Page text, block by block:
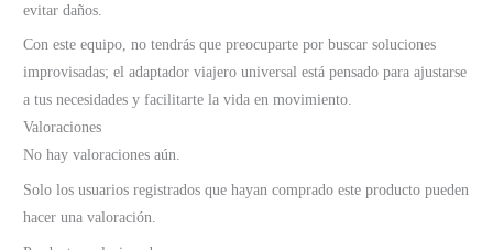
evitar daños.
Con este equipo, no tendrás que preocuparte por buscar soluciones
improvisadas; el adaptador viajero universal está pensado para ajustarse
a tus necesidades y facilitarte la vida en movimiento.
Valoraciones
No hay valoraciones aún.
Solo los usuarios registrados que hayan comprado este producto pueden
hacer una valoración.